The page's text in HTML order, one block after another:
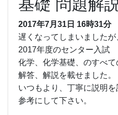
基礎 問題解
2017年7月31日 16時31分
遅くなってしまいましたが
2017年度のセンター入試
化学、化学基礎、のすべて
解答、解説を載せました。
いつもより、丁寧に説明を
参考にして下さい。